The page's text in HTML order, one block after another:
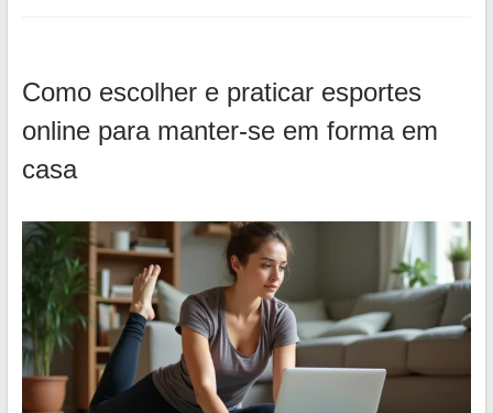
Como escolher e praticar esportes
online para manter-se em forma em
casa